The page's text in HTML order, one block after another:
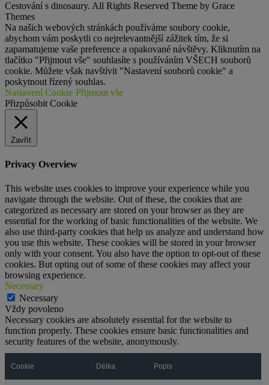
Cestování s dinosaury. All Rights Reserved Theme by Grace
Themes
Na našich webových stránkách používáme soubory cookie,
abychom vám poskytli co nejrelevantnější zážitek tím, že si
zapamatujeme vaše preference a opakované návštěvy. Kliknutím na
tlačítko "Přijmout vše" souhlasíte s používáním VŠECH souborů
cookie. Můžete však navštívit "Nastavení souborů cookie" a
poskytnout řízený souhlas.
Nastavení Cookie Přijmout vše
Přizpůsobit Cookie
Zavřít
Privacy Overview
This website uses cookies to improve your experience while you
navigate through the website. Out of these, the cookies that are
categorized as necessary are stored on your browser as they are
essential for the working of basic functionalities of the website. We
also use third-party cookies that help us analyze and understand how
you use this website. These cookies will be stored in your browser
only with your consent. You also have the option to opt-out of these
cookies. But opting out of some of these cookies may affect your
browsing experience.
Necessary
Necessary
Vždy povoleno
Necessary cookies are absolutely essential for the website to
function properly. These cookies ensure basic functionalities and
security features of the website, anonymously.
Cookie Délka Popis